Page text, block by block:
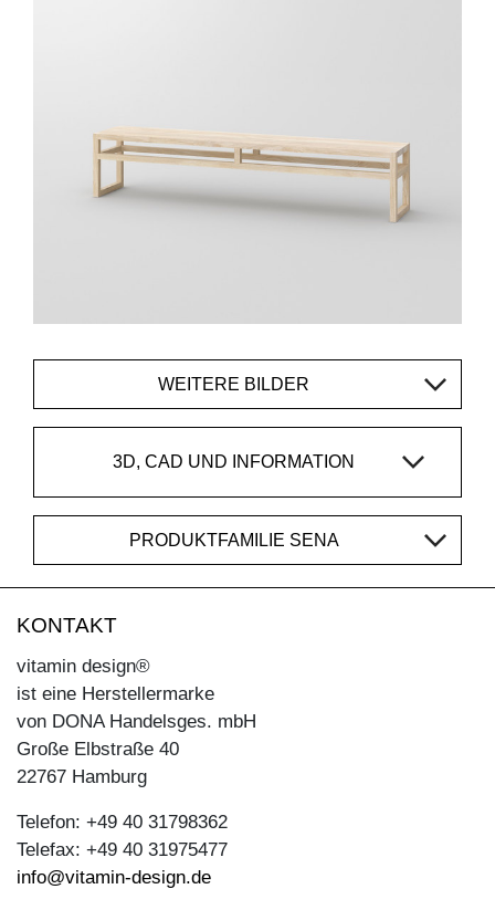
WEITERE BILDER
3D, CAD UND INFORMATION
PRODUKTFAMILIE SENA
KONTAKT
vitamin design®
ist eine Herstellermarke
von DONA Handelsges. mbH
Große Elbstraße 40
22767 Hamburg
Telefon: +49 40 31798362
Telefax: +49 40 31975477
info@vitamin-design.de